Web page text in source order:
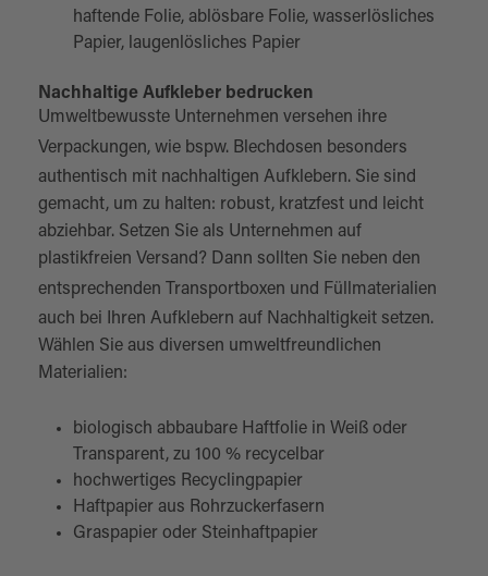
haftende Folie, ablösbare Folie, wasserlösliches
Papier, laugenlösliches Papier
Nachhaltige Aufkleber bedrucken
Umweltbewusste Unternehmen versehen ihre
Verpackungen, wie bspw. Blechdosen besonders
authentisch mit nachhaltigen Aufklebern. Sie sind
gemacht, um zu halten: robust, kratzfest und leicht
abziehbar. Setzen Sie als Unternehmen auf
plastikfreien Versand? Dann sollten Sie neben den
entsprechenden Transportboxen und Füllmaterialien
auch bei Ihren Aufklebern auf Nachhaltigkeit setzen.
Wählen Sie aus diversen umweltfreundlichen
Materialien:
biologisch abbaubare Haftfolie in Weiß oder
Transparent, zu 100 % recycelbar
hochwertiges Recyclingpapier
Haftpapier aus Rohrzuckerfasern
Graspapier oder Steinhaftpapier